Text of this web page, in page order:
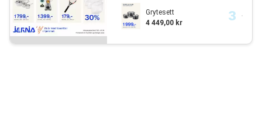
Grytesett
4 449,00 kr